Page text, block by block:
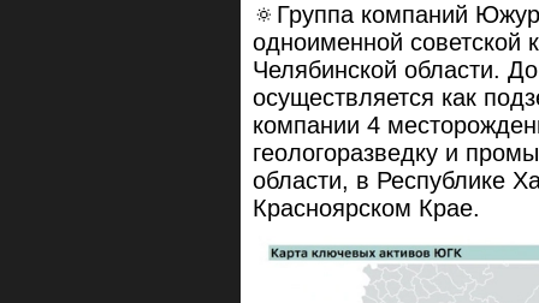
🔅Группа компаний
одноименной советской
Челябинской области.
осуществляется как
компании 4
геологоразведку и
области, в Республике
Красноярском Крае.